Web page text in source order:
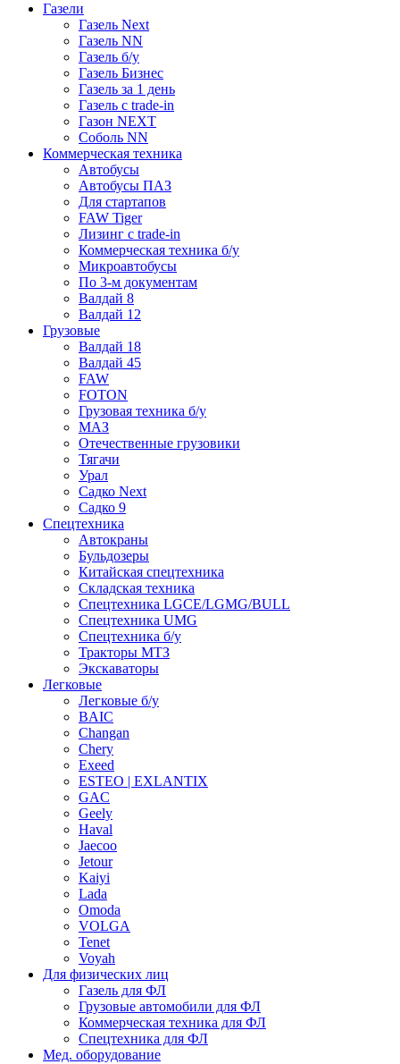
Газели
Газель Next
Газель NN
Газель б/у
Газель Бизнес
Газель за 1 день
Газель с trade-in
Газон NEXT
Соболь NN
Коммерческая техника
Автобусы
Автобусы ПАЗ
Для стартапов
FAW Tiger
Лизинг с trade-in
Коммерческая техника б/у
Микроавтобусы
По 3-м документам
Валдай 8
Валдай 12
Грузовые
Валдай 18
Валдай 45
FAW
FOTON
Грузовая техника б/у
МАЗ
Отечественные грузовики
Тягачи
Урал
Садко Next
Садко 9
Спецтехника
Автокраны
Бульдозеры
Китайская спецтехника
Складская техника
Спецтехника LGCE/LGMG/BULL
Спецтехника UMG
Спецтехника б/у
Тракторы МТЗ
Экскаваторы
Легковые
Легковые б/у
BAIC
Changan
Chery
Exeed
ESTEO | EXLANTIX
GAC
Geely
Haval
Jaecoo
Jetour
Kaiyi
Lada
Omoda
VOLGA
Tenet
Voyah
Для физических лиц
Газель для ФЛ
Грузовые автомобили для ФЛ
Коммерческая техника для ФЛ
Спецтехника для ФЛ
Мед. оборудование